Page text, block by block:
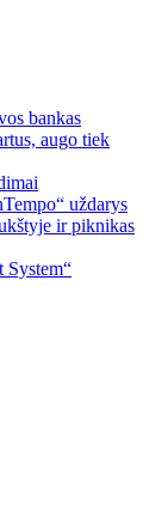
bankas
augo tiek
uždarys
ir piknikas
System“